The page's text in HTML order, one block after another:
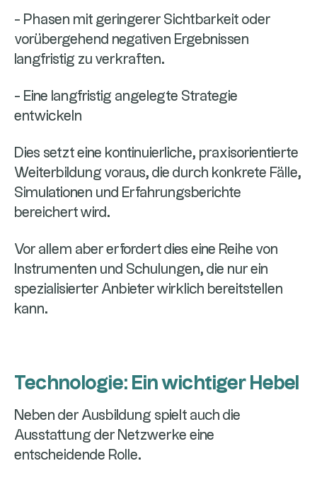
- Phasen mit geringerer Sichtbarkeit oder
vorübergehend negativen Ergebnissen
langfristig zu verkraften.
- Eine langfristig angelegte Strategie
entwickeln
Dies setzt eine kontinuierliche, praxisorientierte
Weiterbildung voraus, die durch konkrete Fälle,
Simulationen und Erfahrungsberichte
bereichert wird.
Vor allem aber erfordert dies eine Reihe von
Instrumenten und Schulungen, die nur ein
spezialisierter Anbieter wirklich bereitstellen
kann.
Technologie: Ein wichtiger Hebel
Neben der Ausbildung spielt auch die
Ausstattung der Netzwerke eine
entscheidende Rolle.